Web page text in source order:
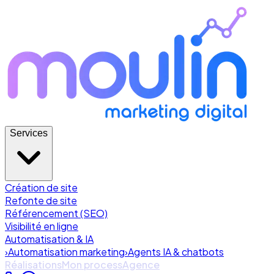
Services
Création de site
Refonte de site
Référencement (SEO)
Visibilité en ligne
Automatisation & IA
›Automatisation marketing›Agents IA & chatbots
RéalisationsMon processAgence